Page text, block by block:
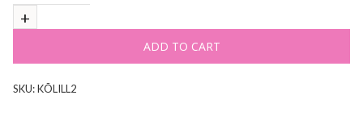
ADD TO CART
SKU:KÕLILL2